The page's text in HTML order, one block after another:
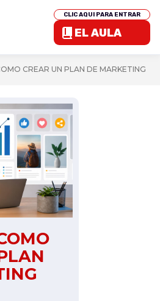
CLIC AQUI PARA ENTRAR
EL AULA
CREAR UN PLAN DE MARKETING